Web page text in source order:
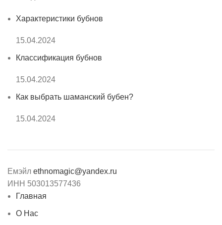
Характеристики бубнов
15.04.2024
Классификация бубнов
15.04.2024
Как выбрать шаманский бубен?
15.04.2024
Емэйл ethnomagic@yandex.ru
ИНН 503013577436
Главная
О Нас